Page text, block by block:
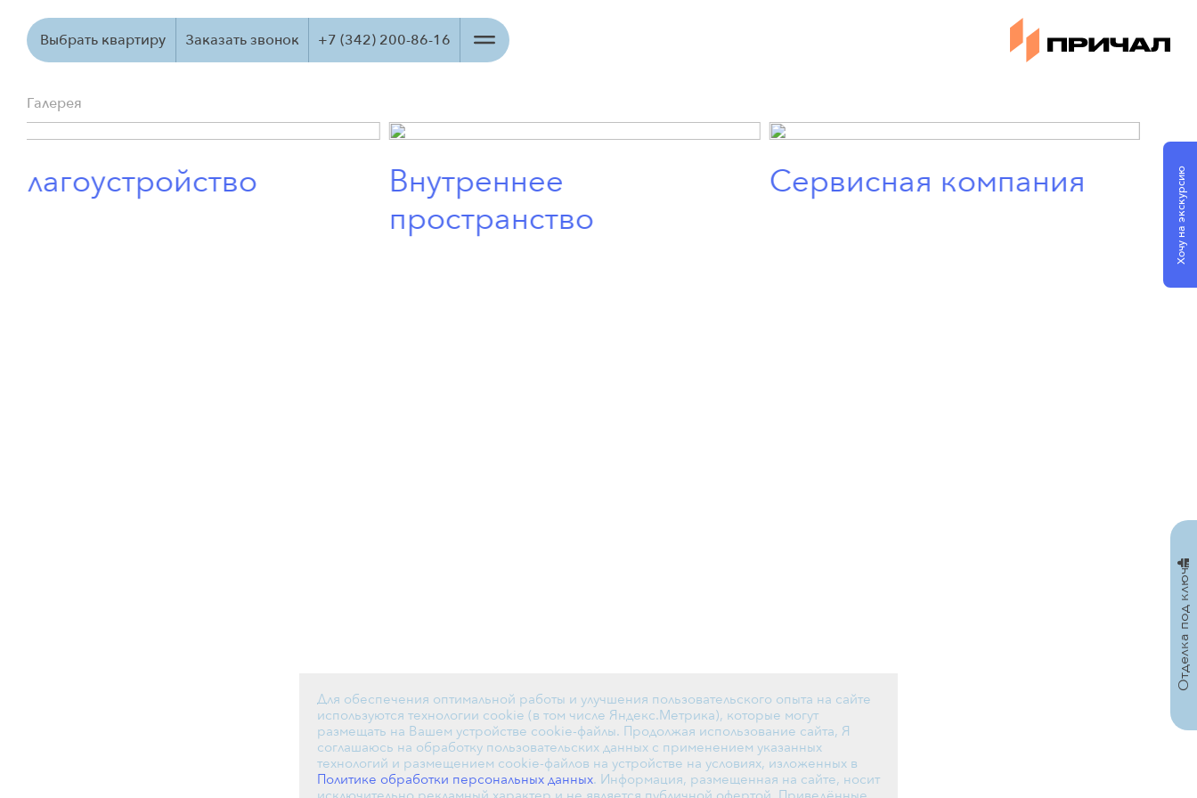
Хочу на экскурсию
Отделка под ключ
Выбрать квартиру Заказать звонок +7 (342) 200-86-16
Галерея
Благоустройство
Внутреннее
пространство
Сервисная компания
Для обеспечения оптимальной работы и улучшения пользовательского опыта на сайте
используются технологии cookie (в том числе Яндекс.Метрика), которые могут
размещать на Вашем устройстве cookie-файлы. Продолжая использование сайта, Я
соглашаюсь на обработку пользовательских данных с применением указанных
технологий и размещением cookie-файлов на устройстве на условиях, изложенных в
Политике обработки персональных данных. Информация, размещенная на сайте, носит